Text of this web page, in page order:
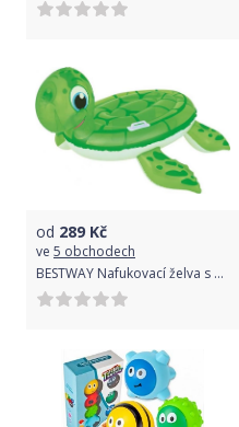
od 289 Kč
ve 5 obchodech
BESTWAY Nafukovací želva s držadly - vodní vozidlo